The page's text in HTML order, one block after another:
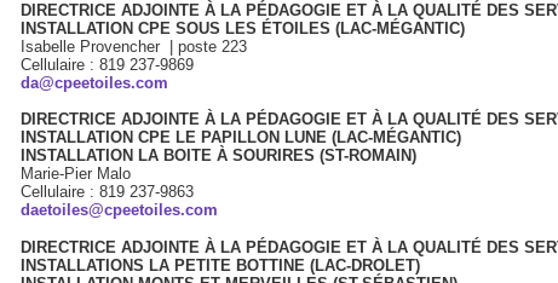
DIRECTRICE ADJOINTE À LA PÉDAGOGIE ET À LA QUALITÉ DES
INSTALLATION CPE SOUS LES ÉTOILES (LAC-MÉGANTIC)
Isabelle Provencher | poste 223
Cellulaire : 819 237-9869
da@cpeetoiles.com
DIRECTRICE ADJOINTE À LA PÉDAGOGIE ET À LA QUALITÉ DES
INSTALLATION CPE LE PAPILLON LUNE (LAC-MÉGANTIC)
INSTALLATION LA BOITE À SOURIRES (ST-ROMAIN)
Marie-Pier Malo
Cellulaire : 819 237-9863
daetoiles@cpeetoiles.com
DIRECTRICE ADJOINTE À LA PÉDAGOGIE ET À LA QUALITÉ DES
INSTALLATIONS LA PETITE BOTTINE (LAC-DROLET)